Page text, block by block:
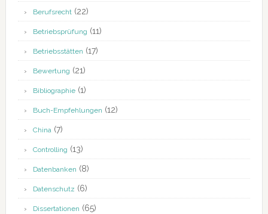
Berufsrecht(22)
Betriebsprüfung (11)
Betriebsstätten (17)
Bewertung (21)
Bibliographie(1)
Buch-Empfehlungen (12)
China(7)
Controlling (13)
Datenbanken (8)
Datenschutz (6)
Dissertationen (65)